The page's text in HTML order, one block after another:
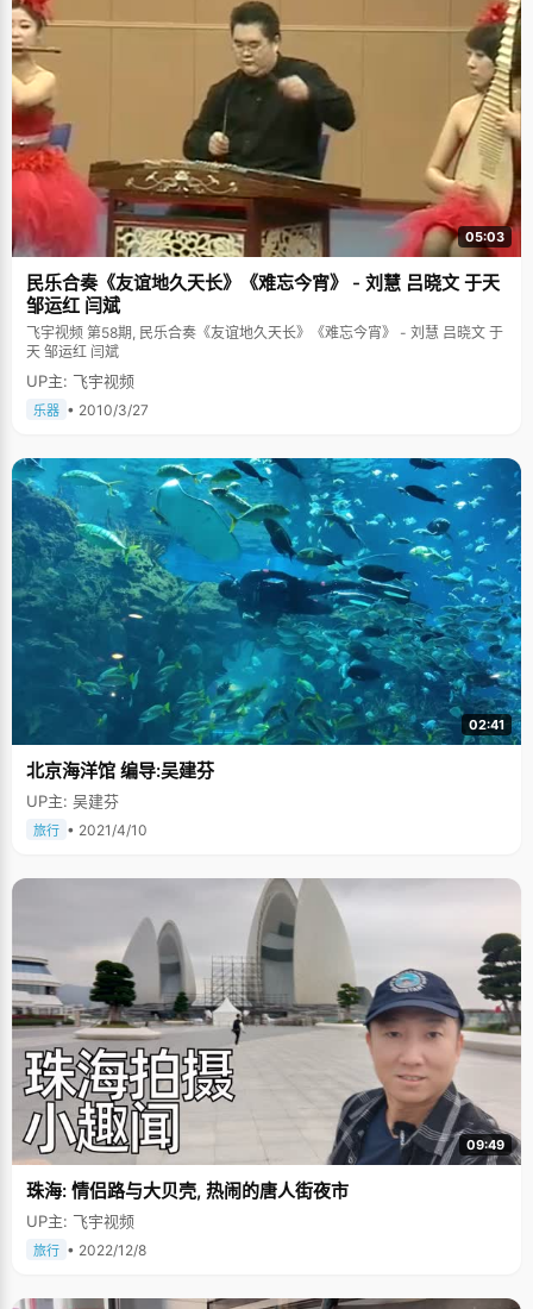
05:03
民乐合奏《友谊地久天长》《难忘今宵》 - 刘慧 吕晓文 于天
邹运红 闫斌
飞宇视频 第58期, 民乐合奏《友谊地久天长》《难忘今宵》 - 刘慧 吕晓文 于
天 邹运红 闫斌
UP主: 飞宇视频
乐器 • 2010/3/27
02:41
北京海洋馆 编导:吴建芬
UP主: 吴建芬
旅行 • 2021/4/10
09:49
珠海: 情侣路与大贝壳, 热闹的唐人街夜市
UP主: 飞宇视频
旅行 • 2022/12/8